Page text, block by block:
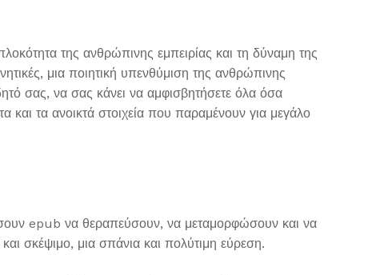
της ανθρώπινης εμπειρίας και τη δύναμη της
μια ποιητική υπενθύμιση της ανθρώπινης
σας, να σας κάνει να αμφισβητήσετε όλα όσα
και τα ανοικτά στοιχεία που παραμένουν για μεγάλο
epub να θεραπεύσουν, να μεταμορφώσουν και να
σκέψιμο, μια σπάνια και πολύτιμη εύρεση.